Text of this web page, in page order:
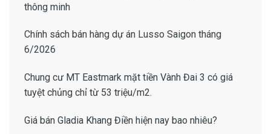
thông minh
Chính sách bán hàng dự án Lusso Saigon tháng
6/2026
Chung cư MT Eastmark mặt tiền Vành Đai 3 có giá
tuyệt chủng chỉ từ 53 triệu/m2.
Giá bán Gladia Khang Điền hiện nay bao nhiêu?